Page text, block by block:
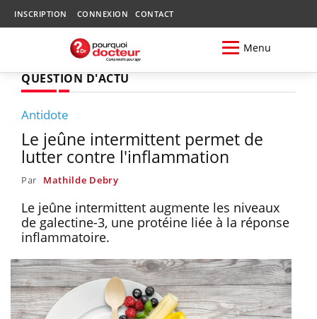
INSCRIPTION CONNEXION CONTACT
Menu
QUESTION D'ACTU
Antidote
Le jeûne intermittent permet de
lutter contre l'inflammation
Par Mathilde Debry
Le jeûne intermittent augmente les niveaux
de galectine-3, une protéine liée à la réponse
inflammatoire.